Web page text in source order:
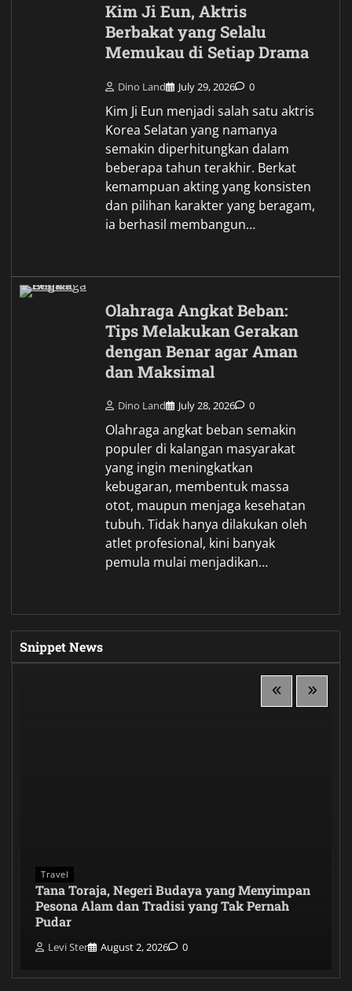
Kim Ji Eun, Aktris
Berbakat yang Selalu
Memukau di Setiap Drama
Dino Land July 29, 2026 0
Kim Ji Eun menjadi salah satu aktris
Korea Selatan yang namanya
semakin diperhitungkan dalam
beberapa tahun terakhir. Berkat
kemampuan akting yang konsisten
dan pilihan karakter yang beragam,
ia berhasil membangun…
Olahraga Angkat Beban:
Tips Melakukan Gerakan
dengan Benar agar Aman
dan Maksimal
Dino Land July 28, 2026 0
Olahraga angkat beban semakin
populer di kalangan masyarakat
yang ingin meningkatkan
kebugaran, membentuk massa
otot, maupun menjaga kesehatan
tubuh. Tidak hanya dilakukan oleh
atlet profesional, kini banyak
pemula mulai menjadikan…
Snippet News
Travel
Tana Toraja, Negeri Budaya yang Menyimpan
Pesona Alam dan Tradisi yang Tak Pernah
Pudar
Levi Ster August 2, 2026 0